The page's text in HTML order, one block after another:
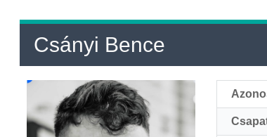
Csányi Bence